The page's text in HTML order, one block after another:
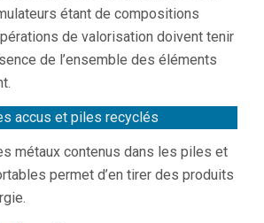
étant de compositions
de valorisation doivent tenir
de l’ensemble des éléments
accus et piles recyclés
métaux contenus dans les piles et
permet d’en tirer des produits